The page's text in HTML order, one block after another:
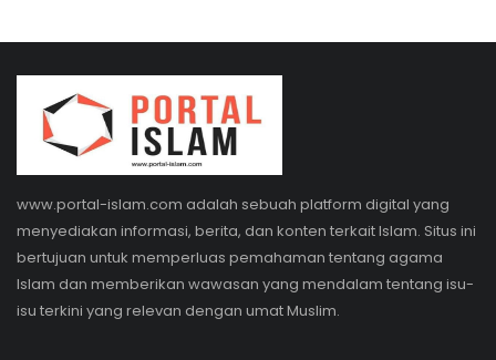
www.portal-islam.com adalah sebuah platform digital yang
menyediakan informasi, berita, dan konten terkait Islam. Situs ini
bertujuan untuk memperluas pemahaman tentang agama
Islam dan memberikan wawasan yang mendalam tentang isu-
isu terkini yang relevan dengan umat Muslim.